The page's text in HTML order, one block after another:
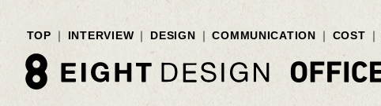
TOP INTERVIEW DESIGN COMMUNICATION COST